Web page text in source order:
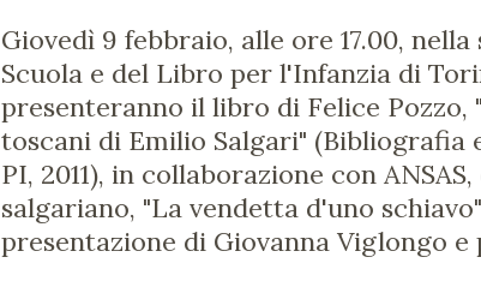
Giovedì 9 febbraio, alle ore 17.00,
Scuola e del Libro per l'Infanzia di
presenteranno il libro di Felice
toscani di Emilio Salgari" (Bibliografia
PI, 2011), in collaborazione con
salgariano, "La vendetta d'uno
presentazione di Giovanna Viglongo e